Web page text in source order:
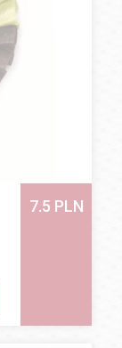
7.5 PLN